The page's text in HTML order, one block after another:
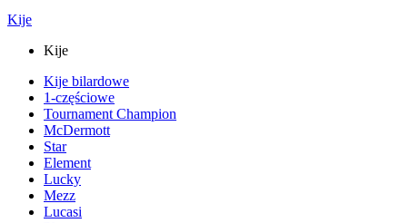
Kije
Kije
Kije bilardowe
1-częściowe
Tournament Champion
McDermott
Star
Element
Lucky
Mezz
Lucasi